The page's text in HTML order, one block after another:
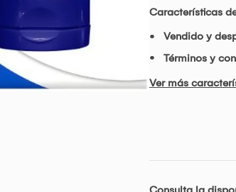
Características
Vendido y
Términos y
Ver más